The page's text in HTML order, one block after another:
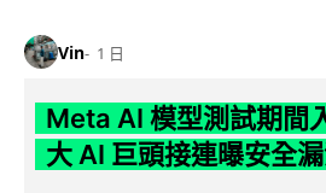
Vin 1 日
Meta AI 模型測試期間
大 AI 巨頭接連曝安全